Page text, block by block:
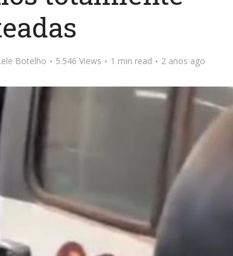
Botelho 5.546 Views 1 min read 2 anos ago